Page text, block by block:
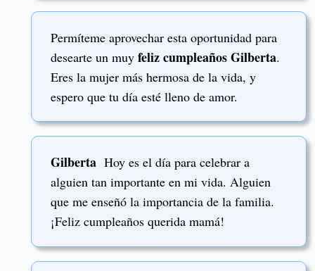
Permíteme aprovechar esta oportunidad para
desearte un muy feliz cumpleaños Gilberta.
Eres la mujer más hermosa de la vida, y
espero que tu día esté lleno de amor.
Gilberta Hoy es el día para celebrar a
alguien tan importante en mi vida. Alguien
que me enseñó la importancia de la familia.
¡Feliz cumpleaños querida mamá!